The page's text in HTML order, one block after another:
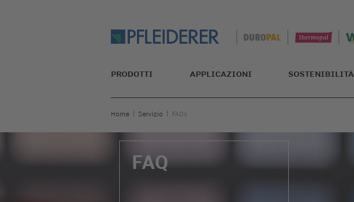
PRODOTTI APPLICAZIONI SOSTENIBILITÀ
Home Servizio FAQs
FAQ